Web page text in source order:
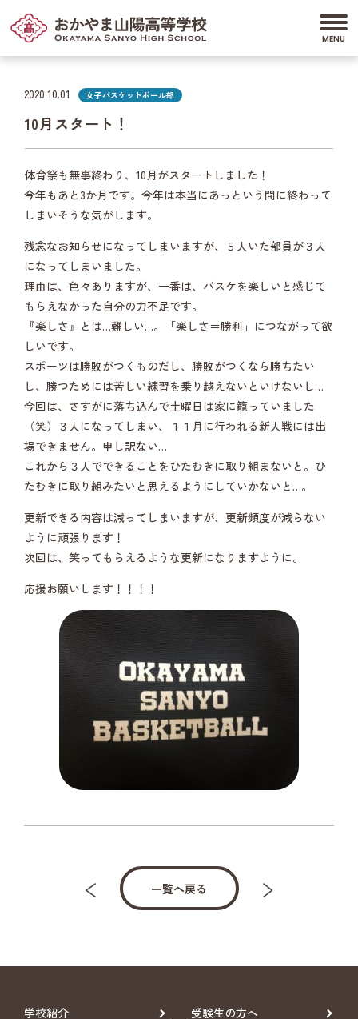
2020.10.01 女子バスケットボール部
10月スタート！
体育祭も無事終わり、10月がスタートしました！
今年もあと3か月です。今年は本当にあっという間に終わって
しまいそうな気がします。
残念なお知らせになってしまいますが、５人いた部員が３人
になってしまいました。
理由は、色々ありますが、一番は、バスケを楽しいと感じて
もらえなかった自分の力不足です。
『楽しさ』とは…難しい…。「楽しさ＝勝利」につながって欲
しいです。
スポーツは勝敗がつくものだし、勝敗がつくなら勝ちたい
し、勝つためには苦しい練習を乗り越えないといけないし…
今回は、さすがに落ち込んで土曜日は家に籠っていました
（笑）３人になってしまい、１１月に行われる新人戦には出
場できません。申し訳ない…
これから３人でできることをひたむきに取り組まないと。ひ
たむきに取り組みたいと思えるようにしていかないと…。
更新できる内容は減ってしまいますが、更新頻度が減らない
ように頑張ります！
次回は、笑ってもらえるような更新になりますように。
応援お願いします！！！！
一覧へ戻る
学校紹介 受験生の方へ